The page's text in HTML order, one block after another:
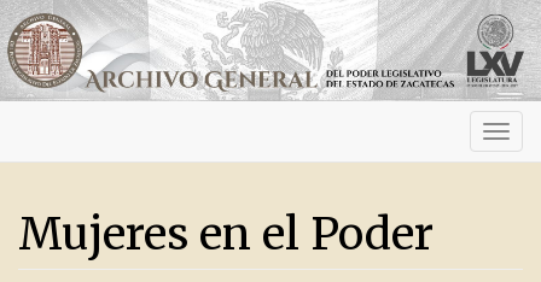
Mujeres en el Poder